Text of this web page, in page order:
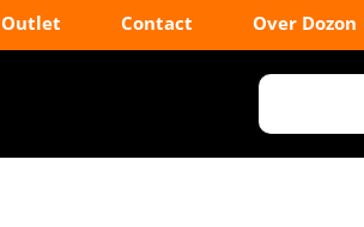
Outlet Contact Over Dozon